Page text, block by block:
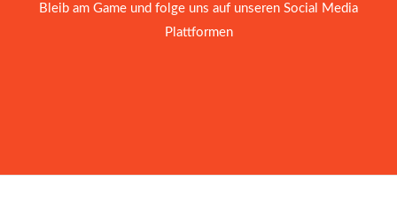
Bleib am Game und folge uns auf unseren Social Media
Plattformen